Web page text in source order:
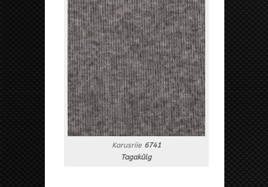
Karusriie 6741
Tagakülg